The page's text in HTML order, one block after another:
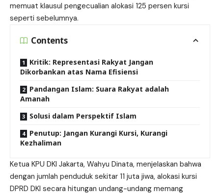
memuat klausul pengecualian alokasi 125 persen kursi
seperti sebelumnya.
Contents
Kritik: Representasi Rakyat Jangan
Dikorbankan atas Nama Efisiensi
Pandangan Islam: Suara Rakyat adalah
Amanah
Solusi dalam Perspektif Islam
Penutup: Jangan Kurangi Kursi, Kurangi
Kezhaliman
Ketua KPU DKI Jakarta, Wahyu Dinata, menjelaskan bahwa
dengan jumlah penduduk sekitar 11 juta jiwa, alokasi kursi
DPRD DKI secara hitungan undang-undang memang